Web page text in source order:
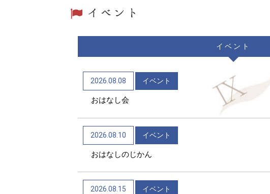
イベント
2026.08.08 イベント
おはなし会
2026.08.10 イベント
おはなしのじかん
2026.08.15 イベント